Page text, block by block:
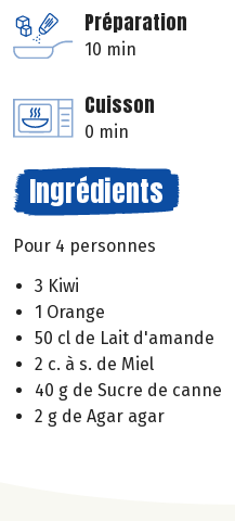
Préparation
10 min
Cuisson
0 min
Ingrédients
Pour 4 personnes
3 Kiwi
1 Orange
50 cl de Lait d'amande
2 c. à s. de Miel
40 g de Sucre de canne
2 g de Agar agar